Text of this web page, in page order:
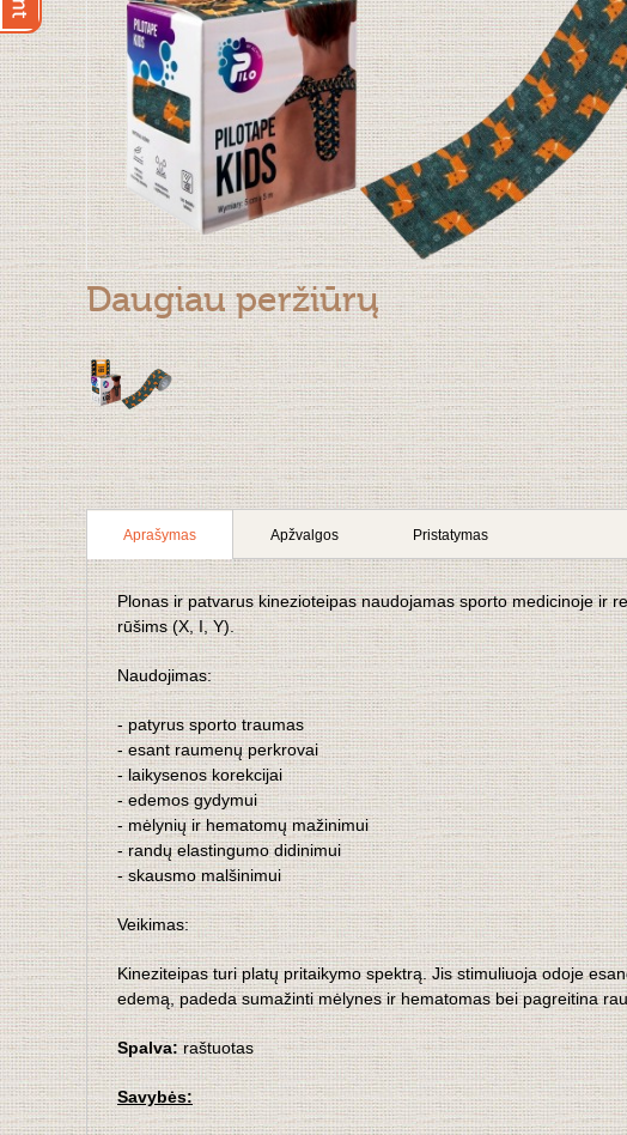
Daugiau peržiūrų
Aprašymas Apžvalgos Pristatymas
Plonas ir patvarus kinezioteipas naudojamas sporto medicinoje ir
rūšims (X, I, Y).
Naudojimas:
- patyrus sporto traumas
- esant raumenų perkrovai
- laikysenos korekcijai
- edemos gydymui
- mėlynių ir hematomų mažinimui
- randų elastingumo didinimui
- skausmo malšinimui
Veikimas:
Kineziteipas turi platų pritaikymo spektrą. Jis stimuliuoja odoje
edemą, padeda sumažinti mėlynes ir hematomas bei pagreitina
Spalva:raštuotas
Savybės: